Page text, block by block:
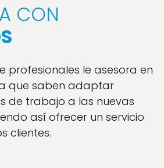
CON
profesionales le asesora en
que saben adaptar
de trabajo a las nuevas
así ofrecer un servicio
clientes.